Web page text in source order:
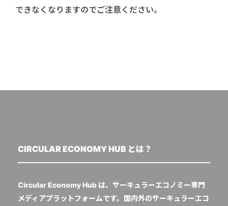
できなくなりますのでご注意ください。
CIRCULAR ECONOMY HUB とは？
Circular Economy Hub は、サーキュラーエコノミー専門
メディアプラットフォームです。国内外のサーキュラーエコ